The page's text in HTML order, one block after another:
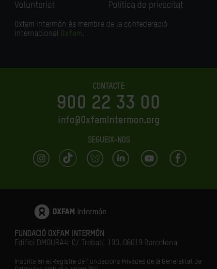
Voluntariat
Política de privacitat
Oxfam Intermón és membre de la confederació
internacional Oxfam.
CONTACTE
900 22 33 00
info@OxfamIntermon.org
SEGUEIX-NOS
FUNDACIÓ OXFAM INTERMÓN
Edifici DMOURA4. C/ Treball, 100. 08019 Barcelona
Inscrita en el Registre de Fundacions Privades de la Generalitat de